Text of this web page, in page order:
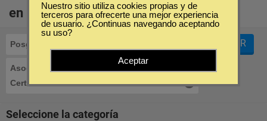
en España
(2)
Posgrados
Asociación Española de Normalización y
Certificación
FILTRAR
Seleccione la categoría
Nuestro sitio utiliza cookies propias y de
terceros para ofrecerte una mejor experiencia
de usuario. ¿Continuas navegando aceptando
su uso?
Aceptar